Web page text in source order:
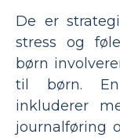
De er
stress og
børn
til børn. En
inkluderer
journalføring